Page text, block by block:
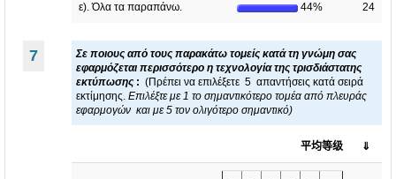
ε). Όλα τα παραπάνω. 44% 24
7
Σε ποιους από τους παρακάτω τομείς κατά τη γνώμη σας
εφαρμόζεται περισσότερο η τεχνολογία της τρισδιάστατης
εκτύπωσης : (Πρέπει να επιλέξετε 5 απαντήσεις κατά σειρά
εκτίμησης. Επιλέξτε με 1 το σημαντικότερο τομέα από πλευράς
εφαρμογών και με 5 τον ολιγότερο σημαντικό)
平均等级 ⇓